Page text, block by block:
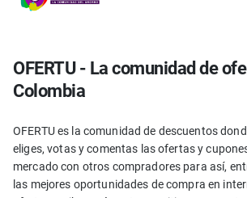
OFERTU - La comunidad de
Colombia
OFERTU es la comunidad de descuentos
eliges, votas y comentas las ofertas y
mercado con otros compradores para así,
las mejores oportunidades de compra en